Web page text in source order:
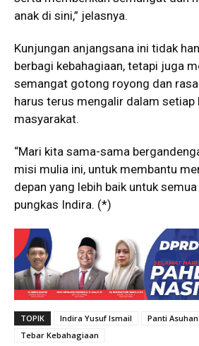
anak di sini,” jelasnya.
Kunjungan anjangsana ini tidak
berbagi kebahagiaan, tetapi juga
semangat gotong royong dan
harus terus mengalir dalam setiap
masyarakat.
“Mari kita sama-sama
misi mulia ini, untuk membantu
depan yang lebih baik untuk semua
pungkas Indira. (*)
TOPIK Indira Yusuf Ismail Panti Asuhan
Tebar Kebahagiaan